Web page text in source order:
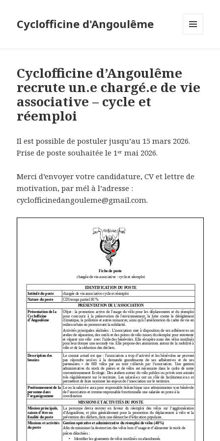
Cyclofficine d'Angoulême
Cyclofficine d’Angoulême
recrute un.e chargé.e de vie
associative – cycle et
réemploi
Il est possible de postuler jusqu’au 15 mars 2026.
Prise de poste souhaitée le 1ᵉʳ mai 2026.
Merci d’envoyer votre candidature, CV et lettre de
motivation, par mél à l’adresse :
cyclofficinedangouleme@gmail.com.